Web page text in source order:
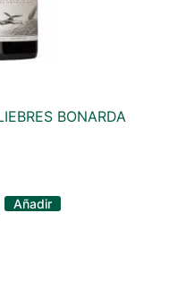
BONARDA
Añadir